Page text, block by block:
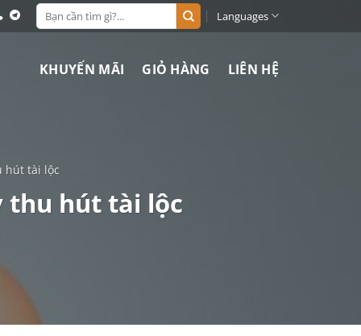
Search
for:
Languages
KHUYẾN MÃI GIỎ HÀNG LIÊN HỆ
hút tài lộc
thu hút tài lộc